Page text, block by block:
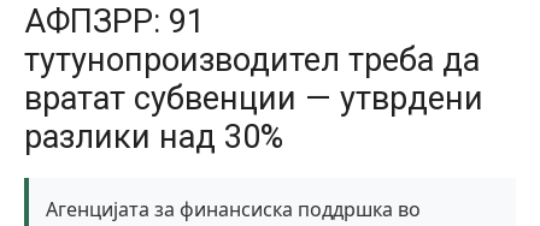
АФПЗРР: 91
тутунопроизводител треба да
вратат субвенции — утврдени
разлики над 30%
Агенцијата за финансиска поддршка во